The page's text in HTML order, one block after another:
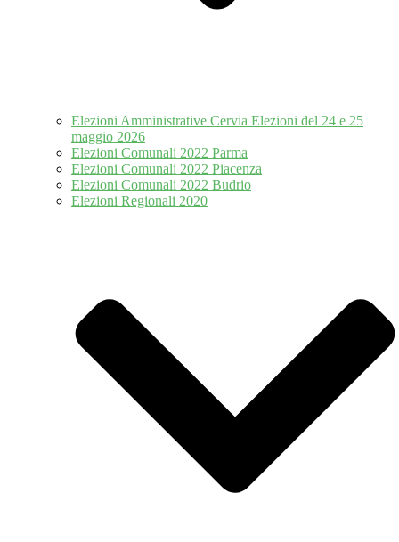
Elezioni Amministrative Cervia Elezioni del 24 e 25
maggio 2026
Elezioni Comunali 2022 Parma
Elezioni Comunali 2022 Piacenza
Elezioni Comunali 2022 Budrio
Elezioni Regionali 2020